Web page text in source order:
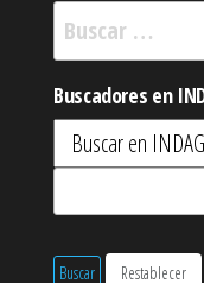
Buscar:
Buscadores en